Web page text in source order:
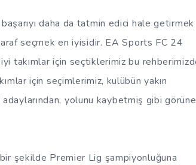
daha da tatmin edici hale getirmek
seçmek en iyisidir. EA Sports FC 24
takımlar için seçtiklerimiz bu
için seçimlerimiz, kulübün yakın
yolunu kaybetmiş gibi
şekilde Premier Lig şampiyonluğuna